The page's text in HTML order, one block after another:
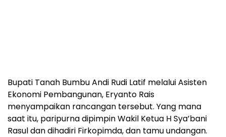
Bupati Tanah Bumbu Andi Rudi Latif melalui Asisten
Ekonomi Pembangunan, Eryanto Rais
menyampaikan rancangan tersebut. Yang mana
saat itu, paripurna dipimpin Wakil Ketua H Sya’bani
Rasul dan dihadiri Firkopimda, dan tamu undangan.